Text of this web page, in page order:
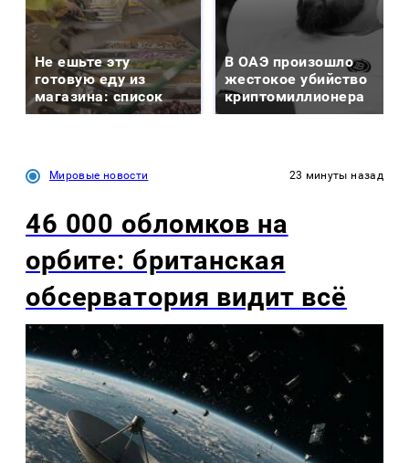
Не ешьте эту
готовую еду из
магазина: список
В ОАЭ произошло
жестокое убийство
криптомиллионера
Мировые новости 23 минуты назад
46 000 обломков на
орбите: британская
обсерватория видит всё